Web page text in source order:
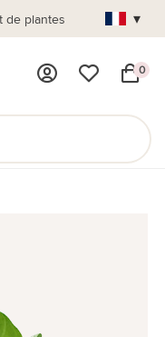
de plantes Plus
▾
0